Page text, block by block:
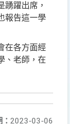
踴躍出席，
報告這一學
在各方面經
、老師，在
2023-03-06